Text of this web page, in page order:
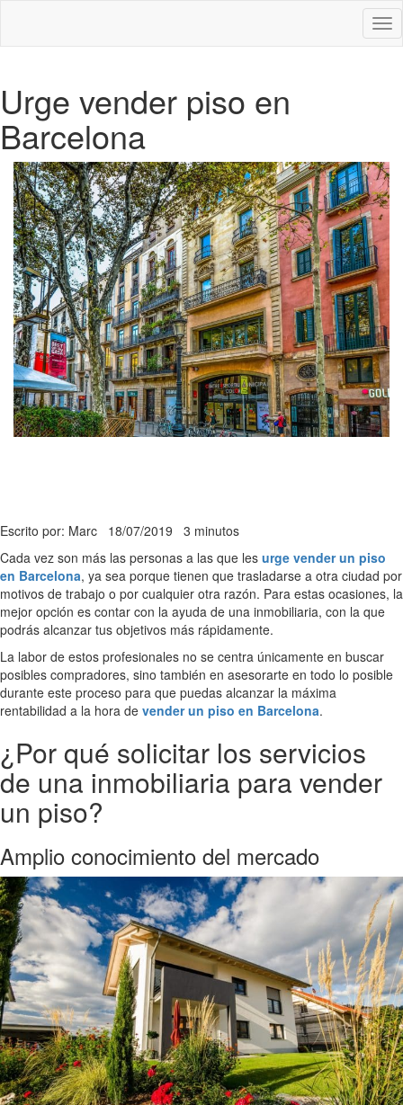
Urge vender piso en
Barcelona
Escrito por: Marc 18/07/2019 3 minutos
Cada vez son más las personas a las que les urge vender un piso
en Barcelona, ya sea porque tienen que trasladarse a otra ciudad por
motivos de trabajo o por cualquier otra razón. Para estas ocasiones, la
mejor opción es contar con la ayuda de una inmobiliaria, con la que
podrás alcanzar tus objetivos más rápidamente.
La labor de estos profesionales no se centra únicamente en buscar
posibles compradores, sino también en asesorarte en todo lo posible
durante este proceso para que puedas alcanzar la máxima
rentabilidad a la hora de vender un piso en Barcelona.
¿Por qué solicitar los servicios
de una inmobiliaria para vender
un piso?
Amplio conocimiento del mercado